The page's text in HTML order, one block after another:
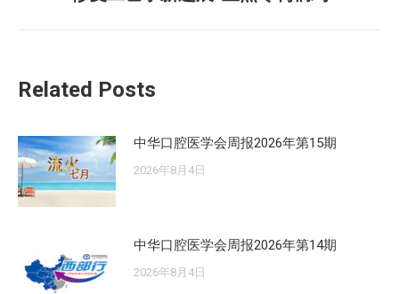
的
Related Posts
中华口腔医学会周报2026年第15期
2026年8月4日
中华口腔医学会周报2026年第14期
2026年8月4日